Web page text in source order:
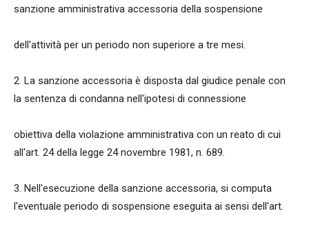
sanzione amministrativa accessoria della sospensione
dell'attività per un periodo non superiore a tre mesi.
2. La sanzione accessoria è disposta dal giudice penale con
la sentenza di condanna nell'ipotesi di connessione
obiettiva della violazione amministrativa con un reato di cui
all'art. 24 della legge 24 novembre 1981, n. 689.
3. Nell'esecuzione della sanzione accessoria, si computa
l'eventuale periodo di sospensione eseguita ai sensi dell'art.